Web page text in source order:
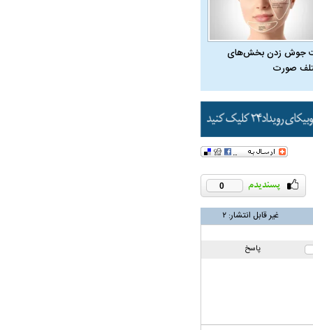
جوش زدن بخش‌های
صورت
0
غیر قابل انتشار: ۲
پاسخ
نیوزلندی از داخل